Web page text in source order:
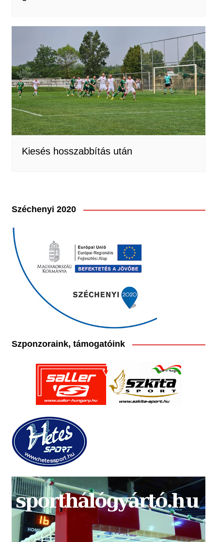
Kiesés hosszabbítás után
Széchenyi 2020
Szponzoraink, támogatóink